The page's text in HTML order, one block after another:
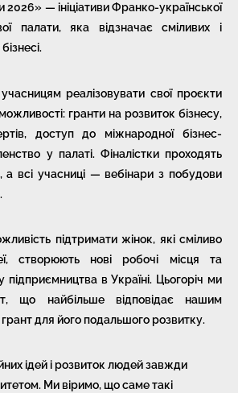
— ініціативи Франко-української
палати, яка відзначає сміливих і
реалізовувати свої проєкти
гранти на розвиток бізнесу,
доступ до міжнародної бізнес-
у палаті. Фіналістки проходять
а всі учасниці — вебінари з побудови
підтримати жінок, які сміливо
створюють нові робочі місця та
в Україні. Цьогоріч ми
що найбільше відповідає нашим
грант для його подальшого розвитку.
ідей і розвиток людей завжди
Ми віримо, що саме такі